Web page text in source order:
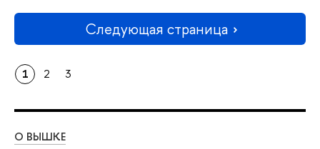
Следующая страница
1 2 3
О ВЫШКЕ